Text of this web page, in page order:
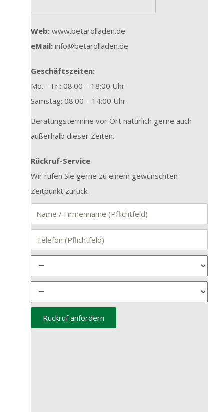
Web: www.betarolladen.de
eMail: info@betarolladen.de
Geschäftszeiten:
Mo. – Fr.: 08:00 – 18:00 Uhr
Samstag: 08:00 – 14:00 Uhr
Beratungstermine vor Ort natürlich gerne auch
außerhalb dieser Zeiten.
Rückruf-Service
Wir rufen Sie gerne zu einem gewünschten
Zeitpunkt zurück.